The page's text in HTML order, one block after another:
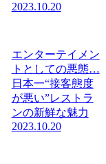
2023.10.20
エンターテイメン
トとしての悪態…
日本一“接客態度
が悪い”レストラ
ンの新鮮な魅力
2023.10.20